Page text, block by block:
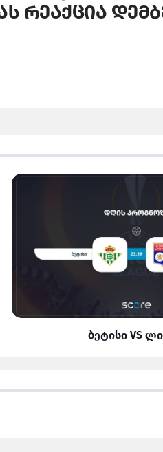
რეაქცია
ბეტისი VS